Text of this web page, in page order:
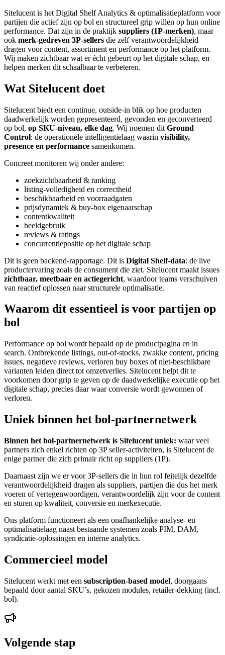
Sitelucent is het Digital Shelf Analytics & optimalisatieplatform voor
partijen die actief zijn op bol en structureel grip willen op hun online
performance. Dat zijn in de praktijk suppliers (1P-merken), maar
ook merk-gedreven 3P-sellers die zelf verantwoordelijkheid
dragen voor content, assortiment en performance op het platform.
Wij maken zichtbaar wat er écht gebeurt op het digitale schap, en
helpen merken dit schaalbaar te verbeteren.
Wat Sitelucent doet
Sitelucent biedt een continue, outside-in blik op hoe producten
daadwerkelijk worden gepresenteerd, gevonden en geconverteerd
op bol, op SKU-niveau, elke dag. Wij noemen dit Ground
Control: de operationele intelligentielaag waarin visibility,
presence en performance samenkomen.
Concreet monitoren wij onder andere:
zoekzichtbaarheid & ranking
listing-volledigheid en correctheid
beschikbaarheid en voorraadgaten
prijsdynamiek & buy-box eigenaarschap
contentkwaliteit
beeldgebruik
reviews & ratings
concurrentiepositie op het digitale schap
Dit is geen backend-rapportage. Dit is Digital Shelf-data: de live
productervaring zoals de consument die ziet. Sitelucent maakt issues
zichtbaar, meetbaar en actiegericht, waardoor teams verschuiven
van reactief oplossen naar structurele optimalisatie.
Waarom dit essentieel is voor partijen op
bol
Performance op bol wordt bepaald op de productpagina en in
search. Ontbrekende listings, out-of-stocks, zwakke content, pricing
issues, negatieve reviews, verloren buy boxes of niet-beschikbare
varianten leiden direct tot omzetverlies. Sitelucent helpt dit te
voorkomen door grip te geven op de daadwerkelijke executie op het
digitale schap, precies daar waar conversie wordt gewonnen of
verloren.
Uniek binnen het bol-partnernetwerk
Binnen het bol-partnernetwerk is Sitelucent uniek: waar veel
partners zich enkel richten op 3P seller-activiteiten, is Sitelucent de
enige partner die zich primair richt op suppliers (1P).
Daarnaast zijn we er voor 3P-sellers die in hun rol feitelijk dezelfde
verantwoordelijkheid dragen als suppliers, partijen die dus het merk
voeren of vertegenwoordigen, verantwoordelijk zijn voor de content
en sturen op kwaliteit, conversie en merkexecutie.
Ons platform functioneert als een onafhankelijke analyse- en
optimalisatielaag naast bestaande systemen zoals PIM, DAM,
syndicatie-oplossingen en interne analytics.
Commercieel model
Sitelucent werkt met een subscription-based model, doorgaans
bepaald door aantal SKU’s, gekozen modules, retailer-dekking (incl.
bol).
Volgende stap